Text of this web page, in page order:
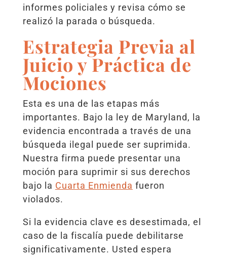
informes policiales y revisa cómo se
realizó la parada o búsqueda.
Estrategia Previa al
Juicio y Práctica de
Mociones
Esta es una de las etapas más
importantes. Bajo la ley de Maryland, la
evidencia encontrada a través de una
búsqueda ilegal puede ser suprimida.
Nuestra firma puede presentar una
moción para suprimir si sus derechos
bajo la Cuarta Enmienda fueron
violados.
Si la evidencia clave es desestimada, el
caso de la fiscalía puede debilitarse
significativamente. Usted espera